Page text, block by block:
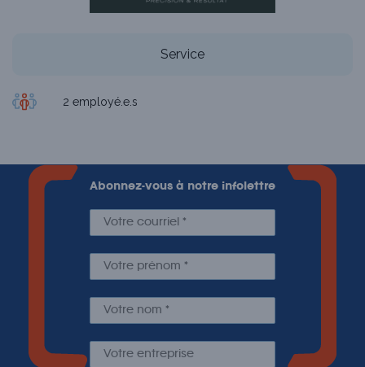
Service
2 employé.e.s
Abonnez-vous à notre infolettre